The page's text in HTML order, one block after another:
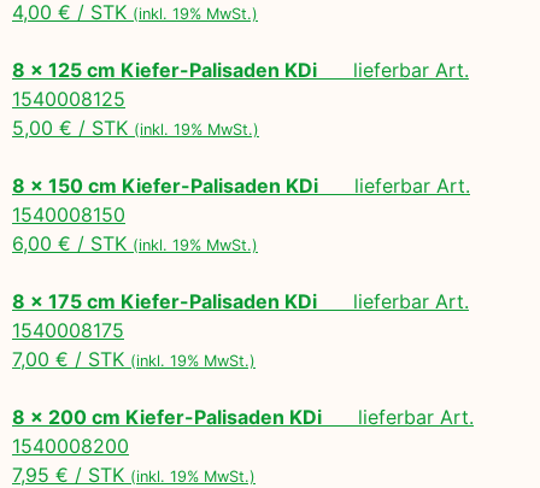
4,00 € / STK (inkl. 19% MwSt.)
8 x 125 cm Kiefer-Palisaden KDi lieferbar Art.
1540008125
5,00 € / STK (inkl. 19% MwSt.)
8 x 150 cm Kiefer-Palisaden KDi lieferbar Art.
1540008150
6,00 € / STK (inkl. 19% MwSt.)
8 x 175 cm Kiefer-Palisaden KDi lieferbar Art.
1540008175
7,00 € / STK (inkl. 19% MwSt.)
8 x 200 cm Kiefer-Palisaden KDi lieferbar Art.
1540008200
7,95 € / STK (inkl. 19% MwSt.)